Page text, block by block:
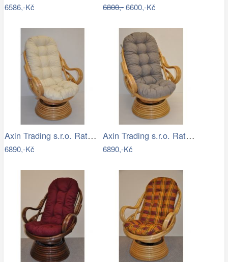
6586,-Kč 6800,-6600,-Kč
Axin Trading s.r.o. Ratanové houpací…
6890,-Kč
Axin Trading s.r.o. Ratanové houpací…
6890,-Kč